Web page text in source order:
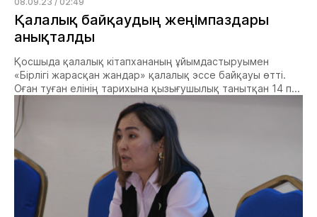
Қалалық байқаудың жеңімпаздары
анықталды
Қосшыда қалалық кітапхананың ұйымдастыруымен
«Бірлігі жарасқан жандар» қалалық эссе байқауы өтті.
Оған туған елінің тарихына қызығушылық танытқан 14 п...